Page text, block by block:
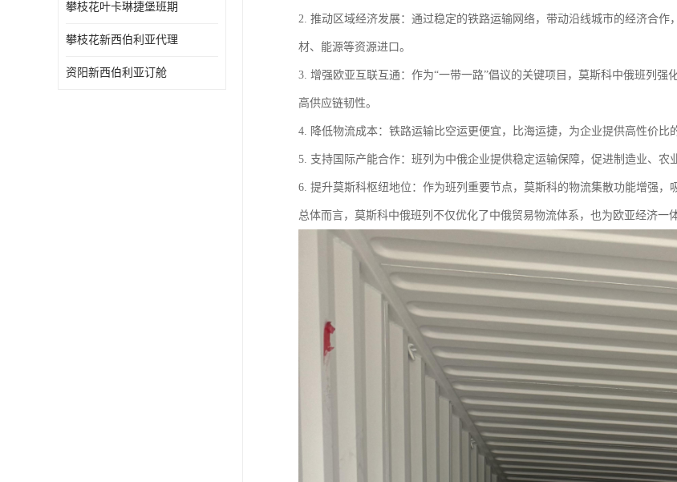
攀枝花叶卡琳捷堡班期
攀枝花新西伯利亚代理
资阳新西伯利亚订舱
2. 推动区域经济发展：通过稳定的铁路运输网络，带动沿线城市的经济合
材、能源等资源进口。
3. 增强欧亚互联互通：作为“一带一路”倡议的关键项目，莫斯科中俄班列
高供应链韧性。
4. 降低物流成本：铁路运输比空运更便宜，比海运捷，为企业提供高性价
5. 支持国际产能合作：班列为中俄企业提供稳定运输保障，促进制造业、
6. 提升莫斯科枢纽地位：作为班列重要节点，莫斯科的物流集散功能增强
总体而言，莫斯科中俄班列不仅优化了中俄贸易物流体系，也为欧亚经济一